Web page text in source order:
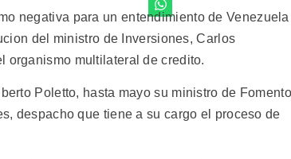
negativa para un entendimiento de Venezuela
del ministro de Inversiones, Carlos
organismo multilateral de credito.
Poletto, hasta mayo su ministro de Fomento
despacho que tiene a su cargo el proceso de